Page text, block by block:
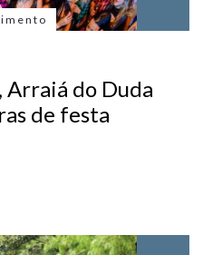
Arraiá do Duda
de festa